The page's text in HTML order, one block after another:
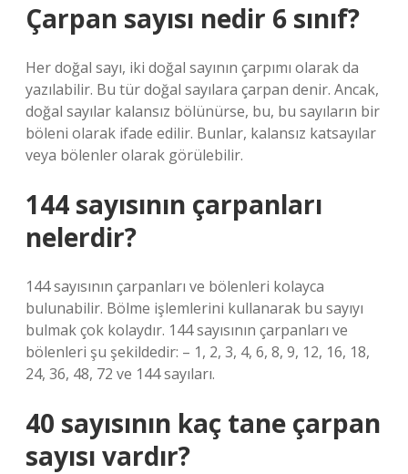
Çarpan sayısı nedir 6 sınıf?
Her doğal sayı, iki doğal sayının çarpımı olarak da
yazılabilir. Bu tür doğal sayılara çarpan denir. Ancak,
doğal sayılar kalansız bölünürse, bu, bu sayıların bir
böleni olarak ifade edilir. Bunlar, kalansız katsayılar
veya bölenler olarak görülebilir.
144 sayısının çarpanları
nelerdir?
144 sayısının çarpanları ve bölenleri kolayca
bulunabilir. Bölme işlemlerini kullanarak bu sayıyı
bulmak çok kolaydır. 144 sayısının çarpanları ve
bölenleri şu şekildedir: – 1, 2, 3, 4, 6, 8, 9, 12, 16, 18,
24, 36, 48, 72 ve 144 sayıları.
40 sayısının kaç tane çarpan
sayısı vardır?